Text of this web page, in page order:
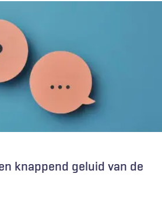
knappend geluid van de